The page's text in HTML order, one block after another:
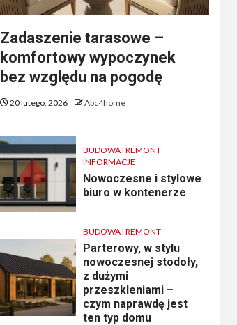
Zadaszenie tarasowe –
komfortowy wypoczynek
bez względu na pogodę
20 lutego, 2026 Abc4home
BUDOWA I REMONT
INFORMACJE
Nowoczesne i stylowe
biuro w kontenerze
BUDOWA I REMONT
Parterowy, w stylu
nowoczesnej stodoły,
z dużymi
przeszkleniami –
czym naprawdę jest
ten typ domu